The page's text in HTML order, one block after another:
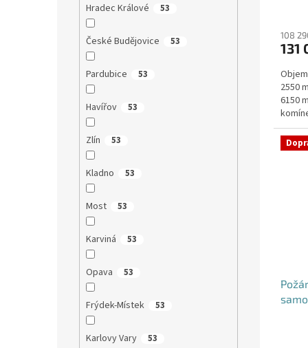
Hradec Králové 53
České Budějovice 53
Pardubice 53
Havířov 53
Zlín 53
Kladno 53
Most 53
Karviná 53
Opava 53
Frýdek-Místek 53
Karlovy Vary 53
je
z
5
108
131
2550
6150